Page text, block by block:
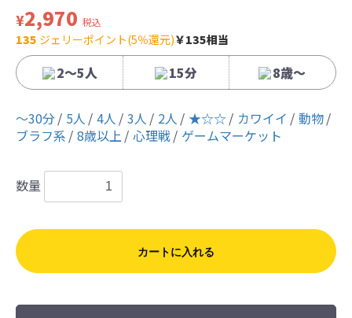
¥2,970 税込
135 ジェリーポイント(5％還元)￥135相当
2〜5人 15分 8歳〜
〜30分 5人 4人 3人 2人 ★☆☆ カワイイ
動物
ブラフ系
8歳以上 心理戦 ゲームマーケット
数量
カートに入れる